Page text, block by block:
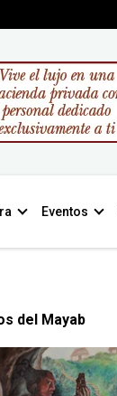
Eventos
del Mayab